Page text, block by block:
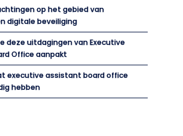
op het gebied van
digitale beveiliging
deze uitdagingen van Executive
Office aanpakt
executive assistant board office
hebben